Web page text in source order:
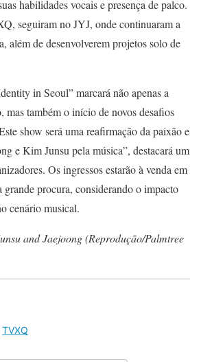
habilidades vocais e presença de palco.
seguiram no JYJ, onde continuaram a
além de desenvolverem projetos solo de
in Seoul” marcará não apenas a
mas também o início de novos desafios
show será uma reafirmação da paixão e
e Kim Junsu pela música”, destacará um
Os ingressos estarão à venda em
grande procura, considerando o impacto
cenário musical.
and Jaejoong (Reprodução/Palmtree
TVXQ